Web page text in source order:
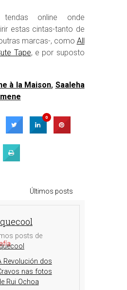
online onde
estas cintas-tanto de
marcas-, como All
Tape, e por suposto
à la Maison, Saaleha
0
Últimos posts
posts de
Revolución dos
nas fotos
Rui Ochoa